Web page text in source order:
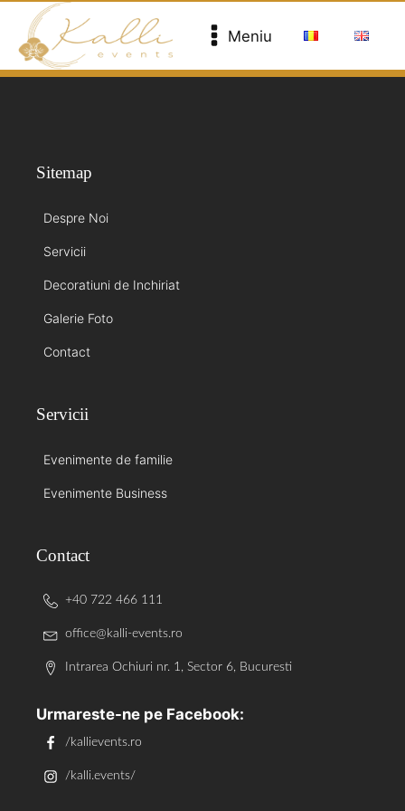
Meniu
Sitemap
Despre Noi
Servicii
Decoratiuni de Inchiriat
Galerie Foto
Contact
Servicii
Evenimente de familie
Evenimente Business
Contact
+40 722 466 111
office@kalli-events.ro
Intrarea Ochiuri nr. 1, Sector 6, Bucuresti
Urmareste-ne pe Facebook:
/kallievents.ro
/kalli.events/